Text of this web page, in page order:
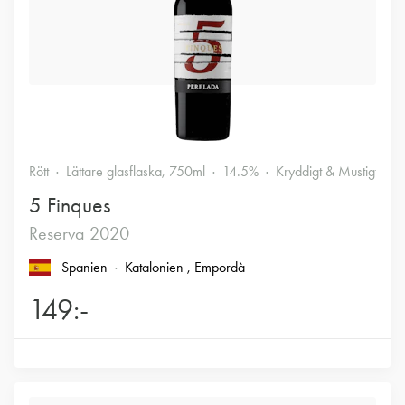
Rött Lättare glasflaska, 750ml 14.5% Kryddigt & Mustigt
5 Finques
Reserva 2020
Spanien Katalonien , Empordà
149:-